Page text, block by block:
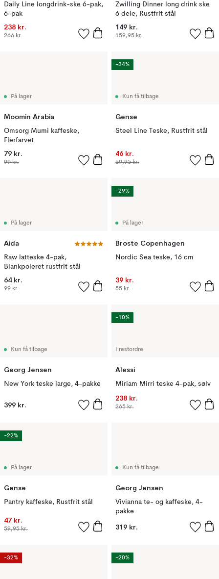
Daily Line longdrink-ske 6-pak,
6-pak
238 kr.
266 kr.
Zwilling Dinner long drink ske
6 dele, Rustfrit stål
149 kr.
159,95 kr.
På lager
Moomin Arabia
Omsorg Mumi kaffeske,
Flerfarvet
79 kr.
99 kr.
Kun få tilbage
Gense
Steel Line Teske, Rustfrit stål
46 kr.
69,95 kr.
-34%
På lager
Aida
Raw latteske 4-pak,
Blankpoleret rustfrit stål
64 kr.
99 kr.
På lager
Broste Copenhagen
Nordic Sea teske, 16 cm
39 kr.
55 kr.
-29%
Kun få tilbage
Georg Jensen
New York teske large, 4-pakke
399 kr.
I restordre
Alessi
Miriam Mirri teske 4-pak, sølv
238 kr.
265 kr.
-10%
På lager
Gense
Pantry kaffeske, Rustfrit stål
47 kr.
59,95 kr.
-22%
Kun få tilbage
Georg Jensen
Vivianna te- og kaffeske, 4-
pakke
319 kr.
-32% -20%